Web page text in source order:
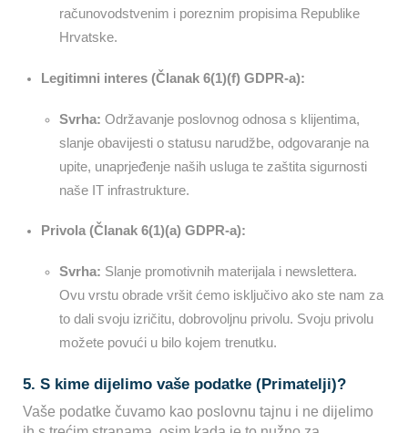
računovodstvenim i poreznim propisima Republike
Hrvatske.
Legitimni interes (Članak 6(1)(f) GDPR-a):
Svrha: Održavanje poslovnog odnosa s klijentima,
slanje obavijesti o statusu narudžbe, odgovaranje na
upite, unaprjeđenje naših usluga te zaštita sigurnosti
naše IT infrastrukture.
Privola (Članak 6(1)(a) GDPR-a):
Svrha: Slanje promotivnih materijala i newslettera.
Ovu vrstu obrade vršit ćemo isključivo ako ste nam za
to dali svoju izričitu, dobrovoljnu privolu. Svoju privolu
možete povući u bilo kojem trenutku.
5. S kime dijelimo vaše podatke (Primatelji)?
Vaše podatke čuvamo kao poslovnu tajnu i ne dijelimo